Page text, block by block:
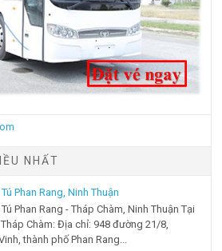
NHẤT
Phan Rang, Ninh Thuận
Phan Rang - Tháp Chàm, Ninh Thuận Tại
Tháp Chàm: Địa chỉ: 948 đường 21/8,
thành phố Phan Rang...